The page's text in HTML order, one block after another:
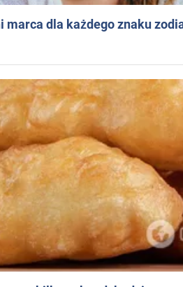
marca dla każdego znaku